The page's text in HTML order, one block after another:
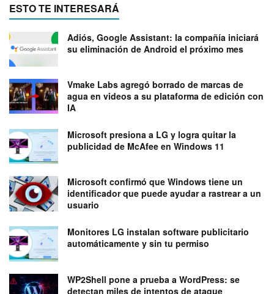
ESTO TE INTERESARÁ
Adiós, Google Assistant: la compañía iniciará
su eliminación de Android el próximo mes
Vmake Labs agregó borrado de marcas de
agua en videos a su plataforma de edición con
IA
Microsoft presiona a LG y logra quitar la
publicidad de McAfee en Windows 11
Microsoft confirmó que Windows tiene un
identificador que puede ayudar a rastrear a un
usuario
Monitores LG instalan software publicitario
automáticamente y sin tu permiso
WP2Shell pone a prueba a WordPress: se
detectan miles de intentos de ataque